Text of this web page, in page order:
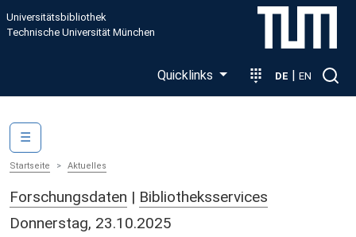
Direkt zum Inhalt
Universitätsbibliothek
Technische Universität München
Quicklinks DE | EN
Startseite Aktuelles
Forschungsdaten | Bibliotheksservices
Donnerstag, 23.10.2025
☰